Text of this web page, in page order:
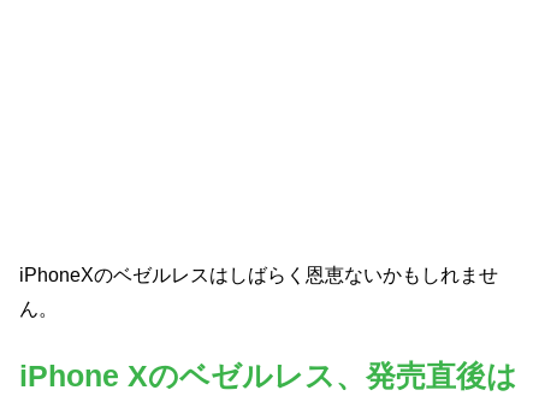
iPhoneXのベゼルレスはしばらく恩恵ないかもしれませ
ん。
iPhone Xのベゼルレス、発売直後は